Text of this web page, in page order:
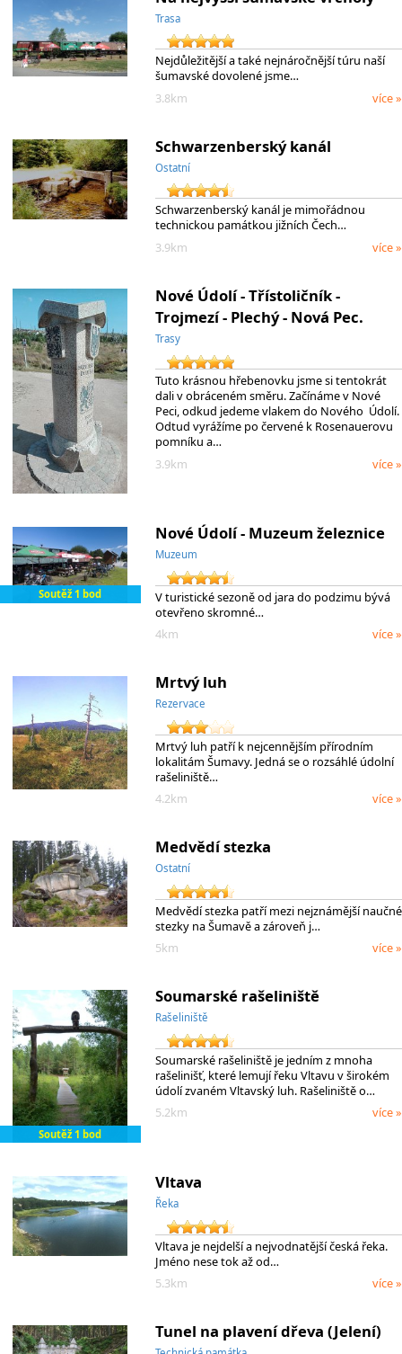
Trasa
Nejdůležitější a také nejnáročnější túru naší
šumavské dovolené jsme…
3.8km
více »
Schwarzenberský kanál
Ostatní
Schwarzenberský kanál je mimořádnou
technickou památkou jižních Čech…
3.9km
více »
Nové Údolí - Třístoličník -
Trojmezí - Plechý - Nová Pec.
Trasy
Tuto krásnou hřebenovku jsme si tentokrát
dali v obráceném směru. Začínáme v Nové
Peci, odkud jedeme vlakem do Nového Údolí.
Odtud vyrážíme po červené k Rosenauerovu
pomníku a…
3.9km
více »
Soutěž 1 bod
Nové Údolí - Muzeum železnice
Muzeum
V turistické sezoně od jara do podzimu bývá
otevřeno skromné…
4km
více »
Mrtvý luh
Rezervace
Mrtvý luh patří k nejcennějším přírodním
lokalitám Šumavy. Jedná se o rozsáhlé údolní
rašeliniště…
4.2km
více »
Medvědí stezka
Ostatní
Medvědí stezka patří mezi nejznámější naučné
stezky na Šumavě a zároveň j…
5km
více »
Soutěž 1 bod
Soumarské rašeliniště
Rašeliniště
Soumarské rašeliniště je jedním z mnoha
rašelinišť, které lemují řeku Vltavu v širokém
údolí zvaném Vltavský luh. Rašeliniště o…
5.2km
více »
Vltava
Řeka
Vltava je nejdelší a nejvodnatější česká řeka.
Jméno nese tok až od…
5.3km
více »
Tunel na plavení dřeva (Jelení)